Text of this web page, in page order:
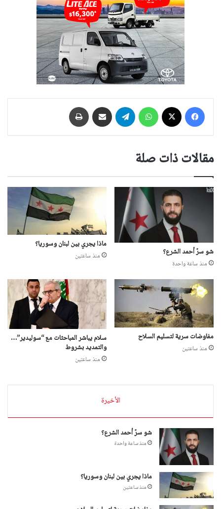
فيسبوك واتساب تيلقرام مشاركة عبر البريد
مقالات ذات صلة
شو سرّ أحمد الشرع؟
منذ ساعة واحدة
ماذا يجري بين لبنان وسوريا؟
منذ ساعتين
مفاوضات سرية لتسليم السلاح
منذ ساعتين
سلام يباشر المباحثات مع “سوليدير”…
والتمديد بشروط
منذ ساعتين
الأخيرة
شو سرّ أحمد الشرع؟
منذ ساعة واحدة
ماذا يجري بين لبنان وسوريا؟
منذ ساعتين